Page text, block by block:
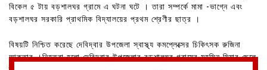
বিকেল ৫ টায় বড়শালঘর গ্রামে এ ঘটনা ঘটে । তারা সম্পর্কে মামা -ভাগ্নে এবং
বড়শালঘর সরকারি প্রাথমিক বিদ্যালয়ের প্রথম শ্রেণীর ছাত্র ।
বিষয়টি নিশ্চিত করেছে দেবিদ্বার উপজেলা স্বাস্থ্য কমপ্লেক্সের চিকিৎসক রুজিনা
আক্তার ।নিহতরা হলো দেবিদ্বার উপজেলার বড়শালঘর গ্রামের মহসিন মিয়ার ছেলে